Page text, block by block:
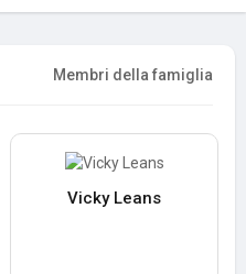
Membri della famiglia
Vicky Leans